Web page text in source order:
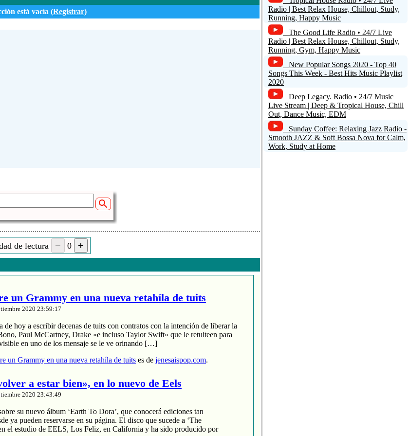
está vacía (Registrar)
de lectura 0
un Grammy en una nueva retahíla de tuits
2020 23:59:17
de hoy a escribir decenas de tuits con contratos con la intención de liberar la
Paul McCartney, Drake «e incluso Taylor Swift» que le retuiteen para
en uno de los mensaje se le ve orinando […]
un Grammy en una nueva retahíla de tuits es de jenesaispop.com.
a estar bien», en lo nuevo de Eels
2020 23:43:49
su nuevo álbum ‘Earth To Dora’, que conocerá ediciones tan
ya pueden reservarse en su página. El disco que sucede a ‘The
el estudio de EELS, Los Feliz, en California y ha sido producido por
Radio | Best Relax House, Chillout, Study,
Running, Happy Music
The Good Life Radio • 24/7 Live
Radio | Best Relax House, Chillout, Study,
Running, Gym, Happy Music
New Popular Songs 2020 - Top 40
Songs This Week - Best Hits Music Playlist
2020
Deep Legacy. Radio • 24/7 Music
Live Stream | Deep & Tropical House, Chill
Out, Dance Music, EDM
Sunday Coffee: Relaxing Jazz Radio -
Smooth JAZZ & Soft Bossa Nova for Calm,
Work, Study at Home